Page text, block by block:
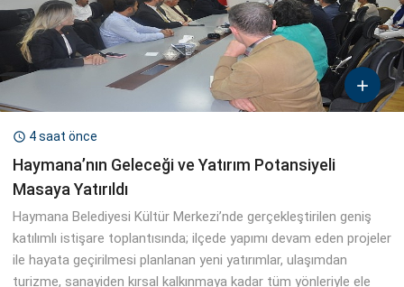

 4 saat önce
Haymana’nın Geleceği ve Yatırım Potansiyeli
Masaya Yatırıldı
Haymana Belediyesi Kültür Merkezi’nde gerçekleştirilen geniş
katılımlı istişare toplantısında; ilçede yapımı devam eden projeler
ile hayata geçirilmesi planlanan yeni yatırımlar, ulaşımdan
turizme, sanayiden kırsal kalkınmaya kadar tüm yönleriyle ele